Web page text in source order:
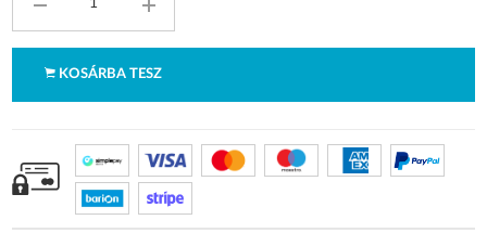
KOSÁRBA TESZ